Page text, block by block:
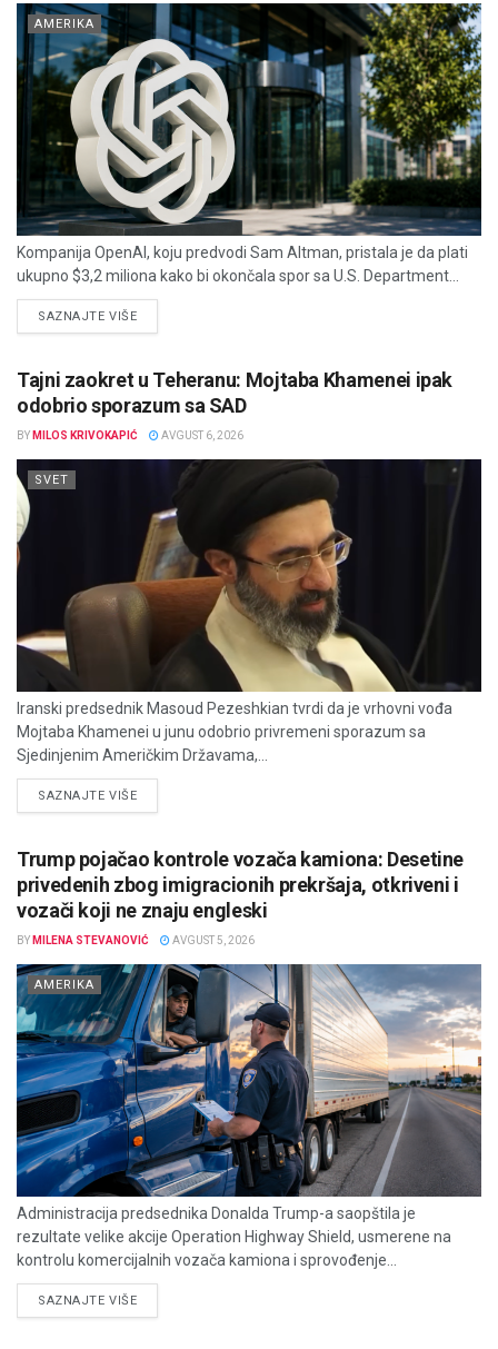
AMERIKA
Kompanija OpenAI, koju predvodi Sam Altman, pristala je da plati
ukupno $3,2 miliona kako bi okončala spor sa U.S. Department...
SAZNAJTE VIŠEDETAILS
Tajni zaokret u Teheranu: Mojtaba Khamenei ipak
odobrio sporazum sa SAD
BY MILOS KRIVOKAPIĆ AVGUST 6, 2026
SVET
Iranski predsednik Masoud Pezeshkian tvrdi da je vrhovni vođa
Mojtaba Khamenei u junu odobrio privremeni sporazum sa
Sjedinjenim Američkim Državama,...
SAZNAJTE VIŠEDETAILS
Trump pojačao kontrole vozača kamiona: Desetine
privedenih zbog imigracionih prekršaja, otkriveni i
vozači koji ne znaju engleski
BY MILENA STEVANOVIĆ AVGUST 5, 2026
AMERIKA
Administracija predsednika Donalda Trump-a saopštila je
rezultate velike akcije Operation Highway Shield, usmerene na
kontrolu komercijalnih vozača kamiona i sprovođenje...
SAZNAJTE VIŠEDETAILS